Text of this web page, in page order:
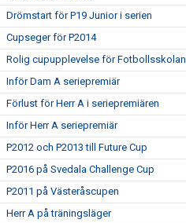
Drömstart för P19 Junior i serien
Cupseger för P2014
Rolig cupupplevelse för Fotbollsskolan
Inför Dam A seriepremiär
Förlust för Herr A i seriepremiären
Inför Herr A seriepremiär
P2012 och P2013 till Future Cup
P2016 på Svedala Challenge Cup
P2011 på Västeråscupen
Herr A på träningsläger